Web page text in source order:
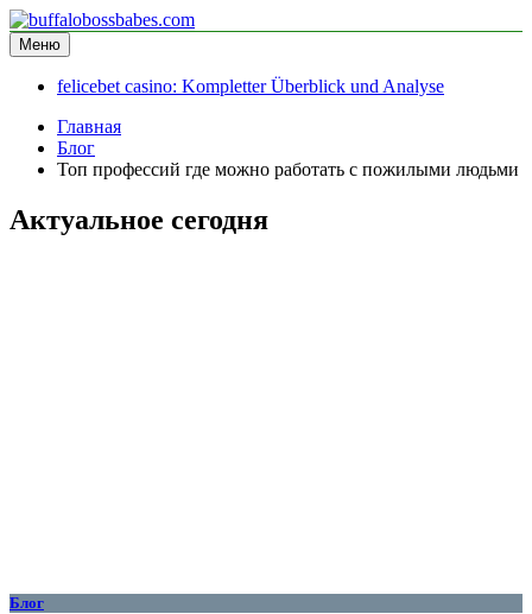
Перейти
к
содержимому
buffalobossbabes.com
информационный сайт
Меню
felicebet casino: Kompletter Überblick und Analyse
Главная
Блог
Топ профессий где можно работать с пожилыми людьми
Актуальное сегодня
Блог